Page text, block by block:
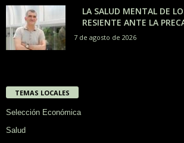
LA SALUD MENTAL DE
RESIENTE ANTE LA
7 de agosto de 2026
TEMAS LOCALES
Selección Económica
Salud